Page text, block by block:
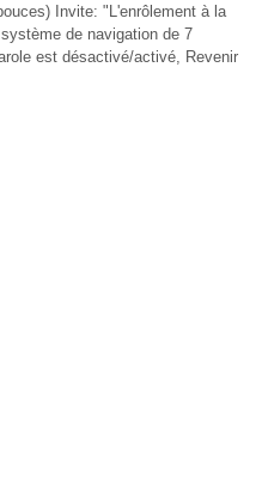
Invite: "L'enrôlement à la
de navigation de 7
est désactivé/activé, Revenir